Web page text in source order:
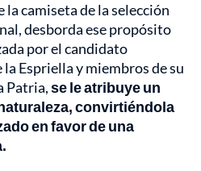
camiseta de la selección
desborda ese propósito
por el candidato
Espriella y miembros de su
Patria,se le atribuye un
convirtiéndola
en favor de una